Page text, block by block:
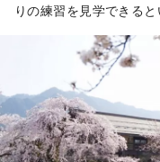
りの練習を見学できる